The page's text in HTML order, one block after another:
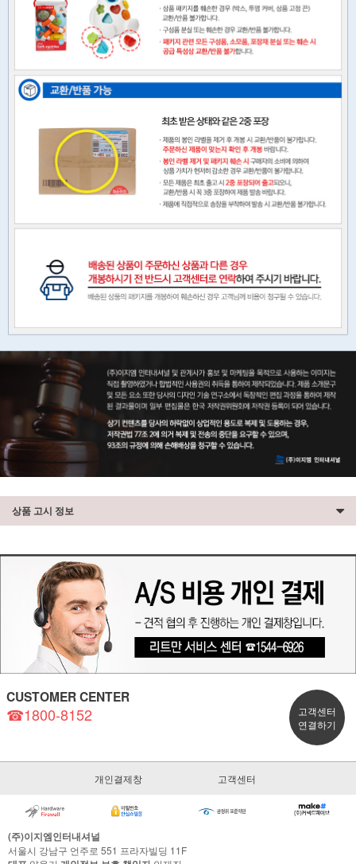
상품 고시 정보
CUSTOMER CENTER
☎1800-8152
고객센터
연결하기
개인결제창 고객센터
(주)이지엠인터내셔널
서울시 강남구 언주로 551 프라자빌딩 11F